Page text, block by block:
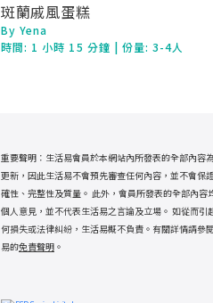
斑蘭戚風蛋糕
By Yena
時間: 1 小時 15 分鐘 | 份量: 3-4人
重要聲明：生活易會員於本網站內所發表的全部內容
更新，因此生活易不會預先審查任何內容，並不會保
確性、完整性及質量。 此外，會員所發表的全部內容
個人意見，並不代表生活易之言論及立場。 如從而引
何損失或法律糾紛，生活易概不負責。有關詳情請參
易的免責聲明 。